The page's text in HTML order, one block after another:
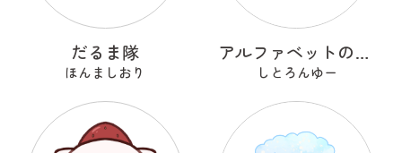
だるま隊
ほんましおり
アルファベットのOのおーまる
しとろんゆー